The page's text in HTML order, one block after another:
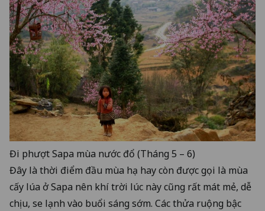
Đi phượt Sapa mùa nước đổ (Tháng 5 – 6)
Đây là thời điểm đầu mùa hạ hay còn được gọi là mùa
cấy lúa ở Sapa nên khí trời lúc này cũng rất mát mẻ, dễ
chịu, se lạnh vào buổi sáng sớm. Các thửa ruộng bậc